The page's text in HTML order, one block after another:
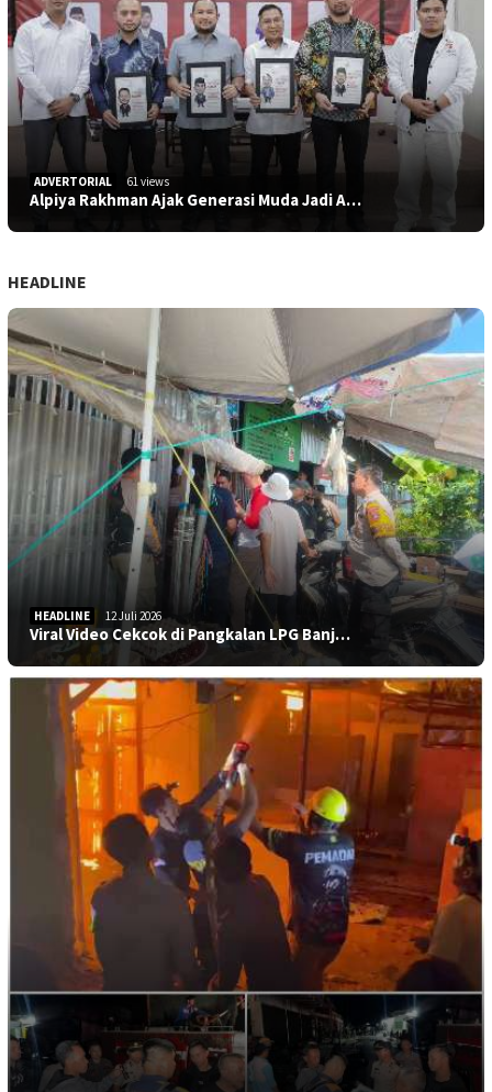
ADVERTORIAL 61 views
Alpiya Rakhman Ajak Generasi Muda Jadi A…
HEADLINE
HEADLINE 12 Juli 2026
Viral Video Cekcok di Pangkalan LPG Banj…